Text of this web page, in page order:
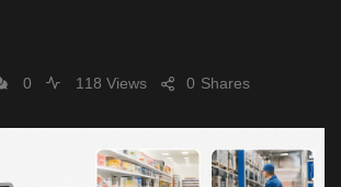
0 118 Views Shares
0